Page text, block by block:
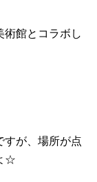
術館とコラボし
すが、場所が点
☆